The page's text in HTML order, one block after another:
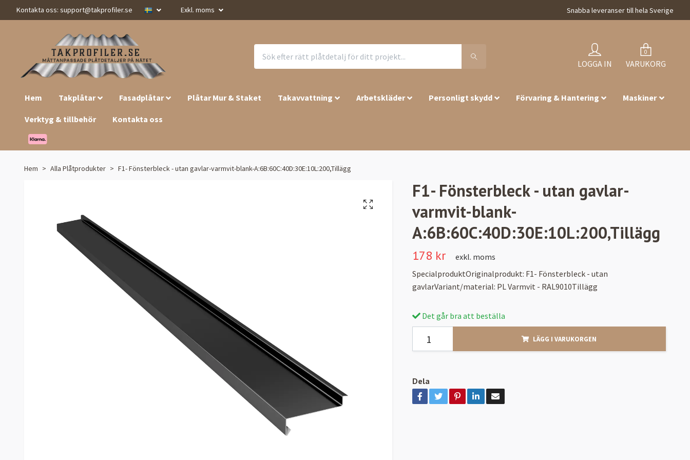
Kontakta oss: support@takprofiler.se Exkl. moms Snabba leveranser till hela Sverige
LOGGA IN
0
VARUKORG
Hem Takplåtar Fasadplåtar Plåtar Mur & Staket Takavvattning Arbetskläder Personligt skydd Förvaring & Hantering Maskiner
Verktyg & tillbehör Kontakta oss
Hem Alla Plåtprodukter F1- Fönsterbleck - utan gavlar-varmvit-blank-A:6B:60C:40D:30E:10L:200,Tillägg
F1- Fönsterbleck - utan gavlar-
varmvit-blank-
A:6B:60C:40D:30E:10L:200,Tillägg
178 kr
exkl. moms
SpecialproduktOriginalprodukt: F1- Fönsterbleck - utan
gavlarVariant/material: PL Varmvit - RAL9010Tillägg
Det går bra att beställa
LÄGG I VARUKORGEN
Dela